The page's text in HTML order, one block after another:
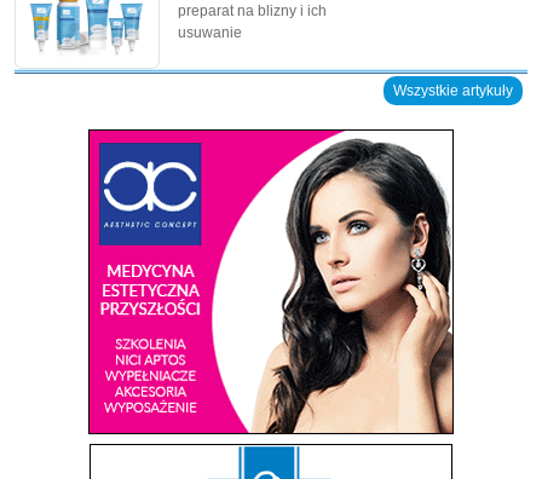
preparat na blizny i ich
usuwanie
Wszystkie artykuły